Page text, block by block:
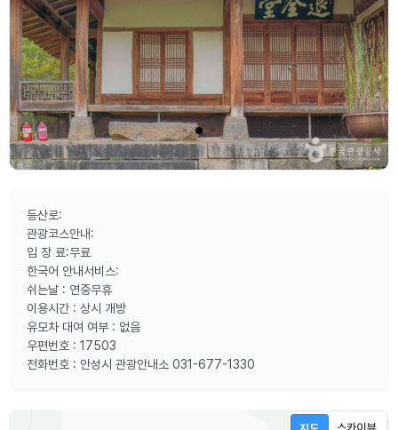
등산로:
관광코스안내:
입 장 료:무료
한국어 안내서비스:
쉬는날 : 연중무휴
이용시간 : 상시 개방
유모차 대여 여부 : 없음
우편번호 : 17503
전화번호 : 안성시 관광안내소 031-677-1330